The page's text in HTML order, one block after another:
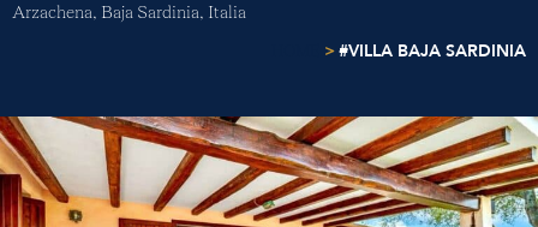
Arzachena, Baja Sardinia, Italia
>#VILLA BAJA SARDINIA